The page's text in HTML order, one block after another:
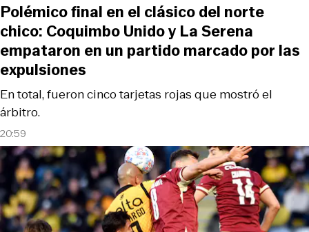
20:59
En total, fueron cinco tarjetas rojas que mostró el
árbitro.
Polémico final en el clásico del norte
chico: Coquimbo Unido y La Serena
empataron en un partido marcado por las
expulsiones